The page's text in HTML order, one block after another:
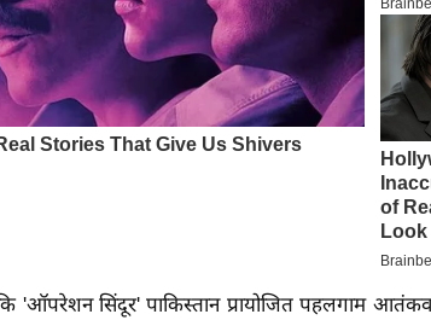
'ऑपरेशन सिंदूर' पाकिस्तान प्रायोजित पहलगाम